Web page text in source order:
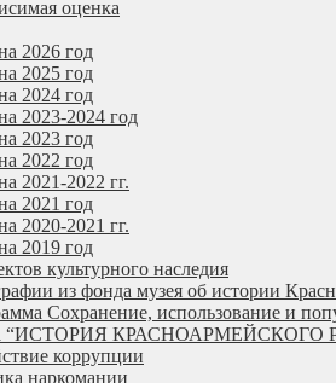
оценка
2026 год
2025 год
2024 год
2023-2024 год
2023 год
2022 год
2021-2022 гг.
2021 год
2020-2021 гг.
2019 год
культурного наследия
из фонда музея об истории
Сохранение, использование и
“ИСТОРИЯ
коррупции
наркомании